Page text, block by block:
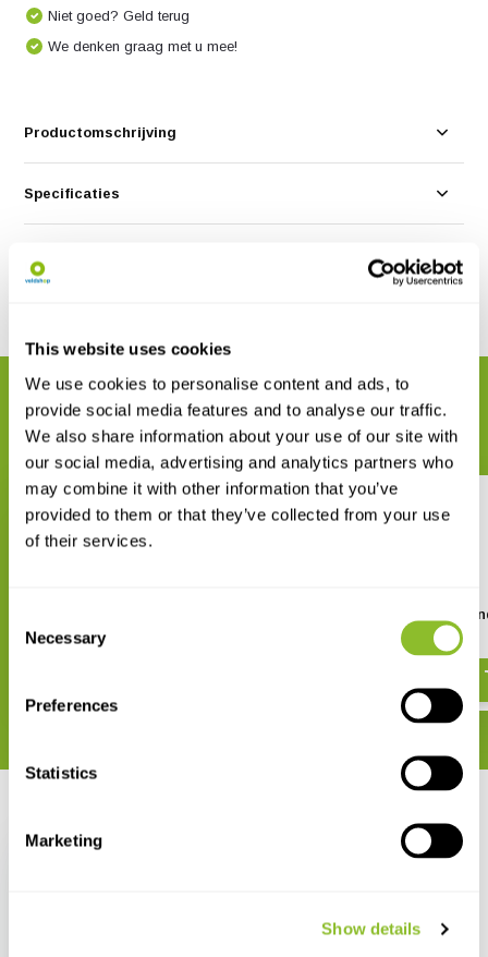
This website uses cookies
We use cookies to personalise content and ads, to
provide social media features and to analyse our traffic.
We also share information about your use of our site with
our social media, advertising and analytics partners who
may combine it with other information that you’ve
provided to them or that they’ve collected from your use
of their services.
Selection
Necessary
Preferences
Statistics
Marketing
Show details
Niet goed? Geld terug
We denken graag met u mee!
Productomschrijving
Specificaties
GERELATEERDE PRODUCTEN
Maak uw bestelling compleet
Brambles of
€ 26,34